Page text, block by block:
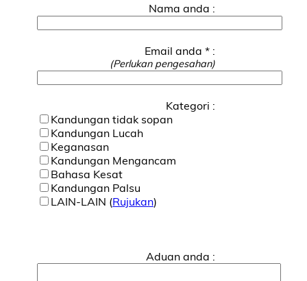
Nama anda :
Email anda * :
(Perlukan pengesahan)
Kategori :
Kandungan tidak sopan
Kandungan Lucah
Keganasan
Kandungan Mengancam
Bahasa Kesat
Kandungan Palsu
LAIN-LAIN (Rujukan)
Aduan anda :